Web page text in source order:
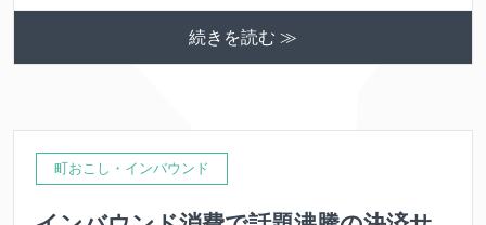
続きを読む ≫
町おこし・インバウンド